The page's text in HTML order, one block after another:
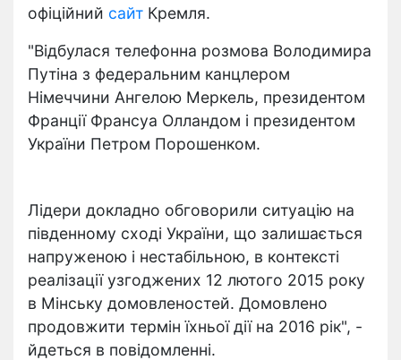
офіційний сайт Кремля.
"Відбулася телефонна розмова Володимира
Путіна з федеральним канцлером
Німеччини Ангелою Меркель, президентом
Франції Франсуа Олландом і президентом
України Петром Порошенком.
Лідери докладно обговорили ситуацію на
південному сході України, що залишається
напруженою і нестабільною, в контексті
реалізації узгоджених 12 лютого 2015 року
в Мінську домовленостей. Домовлено
продовжити термін їхньої дії на 2016 рік", -
йдеться в повідомленні.